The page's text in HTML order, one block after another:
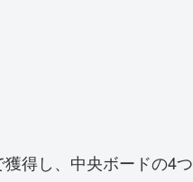
得し、中央ボードの4つ